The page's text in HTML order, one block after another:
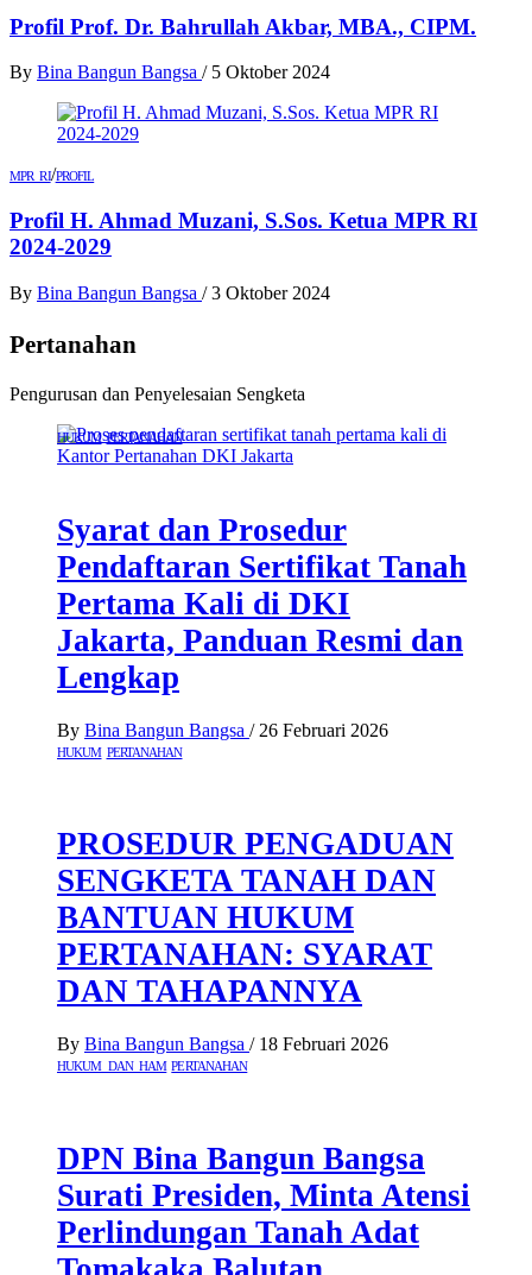
Profil Prof. Dr. Bahrullah Akbar, MBA., CIPM.
By Bina Bangun Bangsa / 5 Oktober 2024
MPR RI/PROFIL
Profil H. Ahmad Muzani, S.Sos. Ketua MPR RI
2024-2029
By Bina Bangun Bangsa / 3 Oktober 2024
Pertanahan
Pengurusan dan Penyelesaian Sengketa
HUKUM PERTANAHAN
Syarat dan Prosedur
Pendaftaran Sertifikat Tanah
Pertama Kali di DKI
Jakarta, Panduan Resmi dan
Lengkap
By Bina Bangun Bangsa / 26 Februari 2026
HUKUM PERTANAHAN
PROSEDUR PENGADUAN
SENGKETA TANAH DAN
BANTUAN HUKUM
PERTANAHAN: SYARAT
DAN TAHAPANNYA
By Bina Bangun Bangsa / 18 Februari 2026
HUKUM DAN HAM PERTANAHAN
DPN Bina Bangun Bangsa
Surati Presiden, Minta Atensi
Perlindungan Tanah Adat